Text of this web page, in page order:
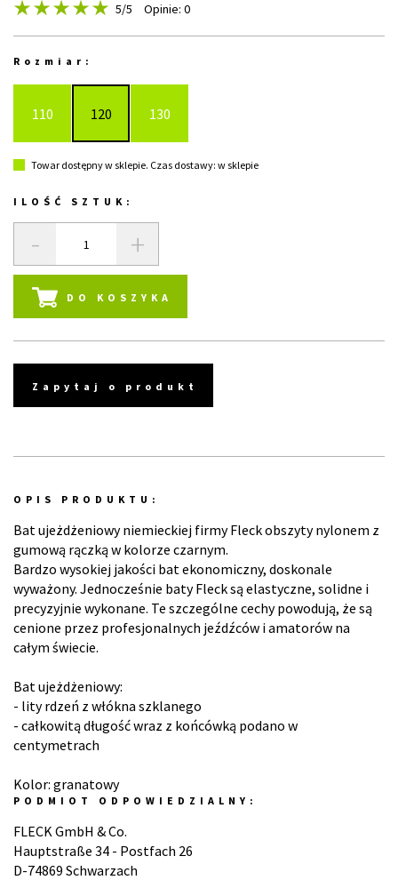
5/5 Opinie: 0
Rozmiar:
110 120 130
Towar dostępny w sklepie. Czas dostawy: w sklepie
ILOŚĆ SZTUK:
- +
DO KOSZYKA
Zapytaj o produkt
OPIS PRODUKTU:
Bat ujeżdżeniowy niemieckiej firmy Fleck obszyty nylonem z
gumową rączką w kolorze czarnym.
Bardzo wysokiej jakości bat ekonomiczny, doskonale
wyważony. Jednocześnie baty Fleck są elastyczne, solidne i
precyzyjnie wykonane. Te szczególne cechy powodują, że są
cenione przez profesjonalnych jeźdźców i amatorów na
całym świecie.
Bat ujeżdżeniowy:
- lity rdzeń z włókna szklanego
- całkowitą długość wraz z końcówką podano w
centymetrach
Kolor: granatowy
PODMIOT ODPOWIEDZIALNY:
FLECK GmbH & Co.
Hauptstraße 34 - Postfach 26
D-74869 Schwarzach